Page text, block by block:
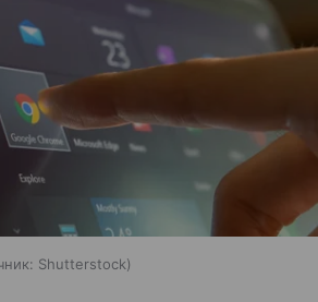
Shutterstock